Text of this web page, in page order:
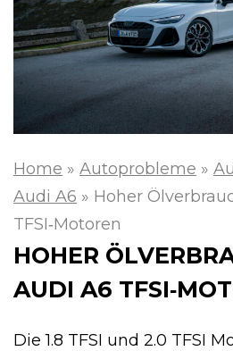
Home » Autoprobleme »
Audi A6 » Hoher
TFSI‑Motoren
HOHER
AUDI A6
Die 1.8 TFSI und 2.0 TFSI